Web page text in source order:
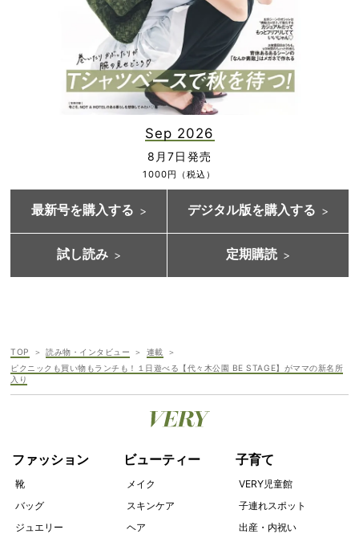
Sep 2026
8月7日発売
1000円（税込）
最新号を購入する デジタル版を購入する
試し読み 定期購読
TOP 読み物・インタビュー
連載
ピクニックも買い物もランチも！１日遊べる【代々木公園 BE STAGE】がママの新名所
入り
ファッション
靴
バッグ
ジュエリー
ビューティー
メイク
スキンケア
ヘア
子育て
VERY児童館
子連れスポット
出産・内祝い